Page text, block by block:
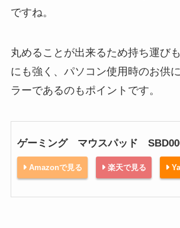
ですね。
丸めることが出来るため持ち運び
にも強く、パソコン使用時のお供
ラーであるのもポイントです。
ゲーミング マウスパッド
Amazonで見る 楽天で見る